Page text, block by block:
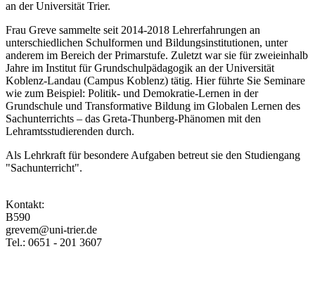
an der Universität Trier.
Frau Greve sammelte seit 2014-2018 Lehrerfahrungen an
unterschiedlichen Schulformen und Bildungsinstitutionen, unter
anderem im Bereich der Primarstufe. Zuletzt war sie für zweieinhalb
Jahre im Institut für Grundschulpädagogik an der Universität
Koblenz-Landau (Campus Koblenz) tätig. Hier führte Sie Seminare
wie zum Beispiel: Politik- und Demokratie-Lernen in der
Grundschule und Transformative Bildung im Globalen Lernen des
Sachunterrichts – das Greta-Thunberg-Phänomen mit den
Lehramtsstudierenden durch.
Als Lehrkraft für besondere Aufgaben betreut sie den Studiengang
"Sachunterricht".
Kontakt:
B590
grevem@uni-trier.de
Tel.: 0651 - 201 3607